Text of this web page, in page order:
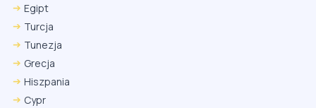
Egipt
Turcja
Tunezja
Grecja
Hiszpania
Cypr